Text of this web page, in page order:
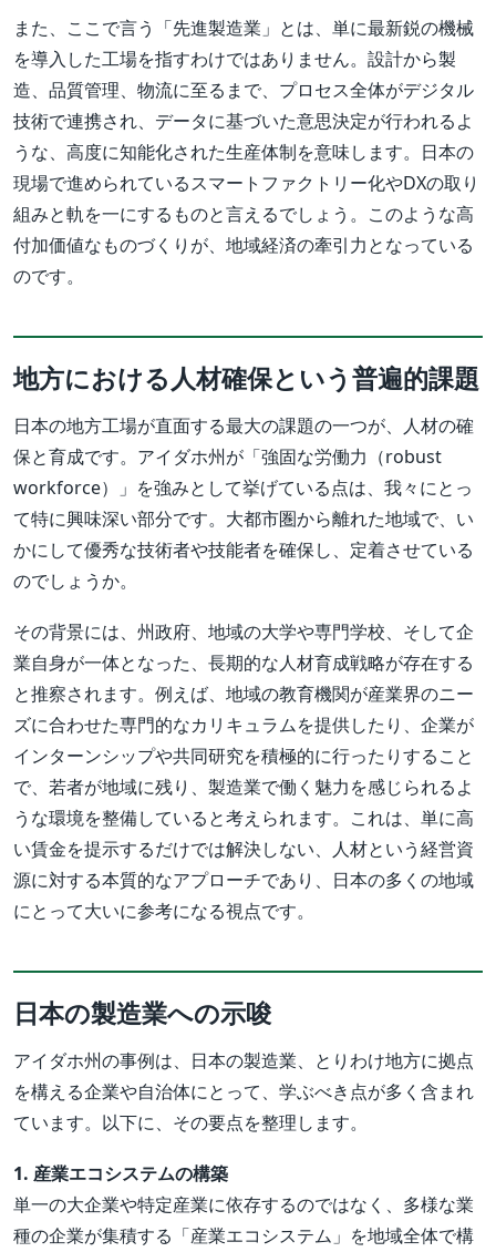
また、ここで言う「先進製造業」とは、単に最新鋭の機械
を導入した工場を指すわけではありません。設計から製
造、品質管理、物流に至るまで、プロセス全体がデジタル
技術で連携され、データに基づいた意思決定が行われるよ
うな、高度に知能化された生産体制を意味します。日本の
現場で進められているスマートファクトリー化やDXの取り
組みと軌を一にするものと言えるでしょう。このような高
付加価値なものづくりが、地域経済の牽引力となっている
のです。
地方における人材確保という普遍的課題
日本の地方工場が直面する最大の課題の一つが、人材の確
保と育成です。アイダホ州が「強固な労働力（robust
workforce）」を強みとして挙げている点は、我々にとっ
て特に興味深い部分です。大都市圏から離れた地域で、い
かにして優秀な技術者や技能者を確保し、定着させている
のでしょうか。
その背景には、州政府、地域の大学や専門学校、そして企
業自身が一体となった、長期的な人材育成戦略が存在する
と推察されます。例えば、地域の教育機関が産業界のニー
ズに合わせた専門的なカリキュラムを提供したり、企業が
インターンシップや共同研究を積極的に行ったりすること
で、若者が地域に残り、製造業で働く魅力を感じられるよ
うな環境を整備していると考えられます。これは、単に高
い賃金を提示するだけでは解決しない、人材という経営資
源に対する本質的なアプローチであり、日本の多くの地域
にとって大いに参考になる視点です。
日本の製造業への示唆
アイダホ州の事例は、日本の製造業、とりわけ地方に拠点
を構える企業や自治体にとって、学ぶべき点が多く含まれ
ています。以下に、その要点を整理します。
1. 産業エコシステムの構築
単一の大企業や特定産業に依存するのではなく、多様な業
種の企業が集積する「産業エコシステム」を地域全体で構